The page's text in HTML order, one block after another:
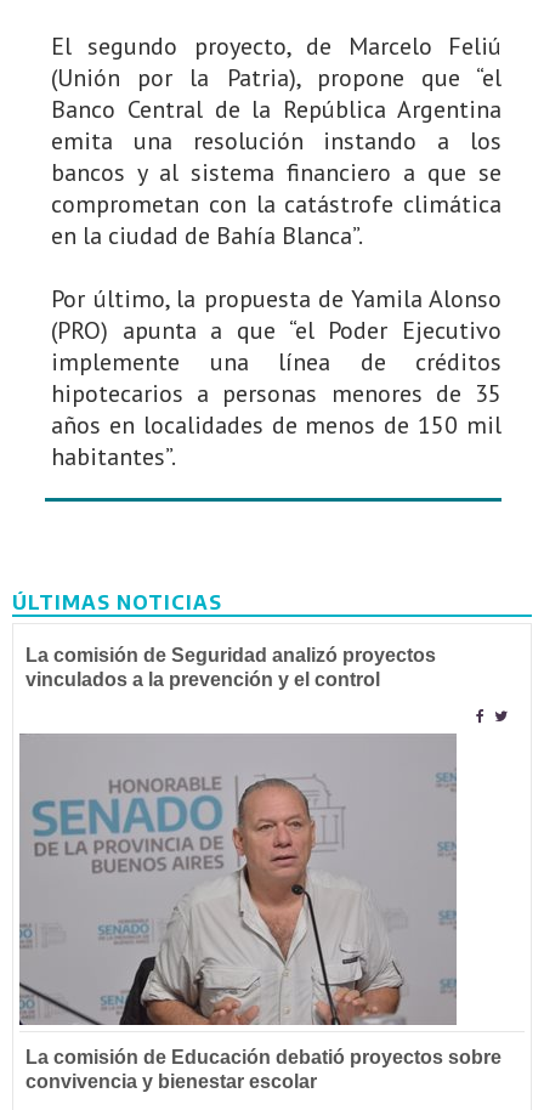
El segundo proyecto, de Marcelo Feliú
(Unión por la Patria), propone que “el
Banco Central de la República Argentina
emita una resolución instando a los
bancos y al sistema financiero a que se
comprometan con la catástrofe climática
en la ciudad de Bahía Blanca”.
Por último, la propuesta de Yamila Alonso
(PRO) apunta a que “el Poder Ejecutivo
implemente una línea de créditos
hipotecarios a personas menores de 35
años en localidades de menos de 150 mil
habitantes”.
ÚLTIMAS NOTICIAS
La comisión de Seguridad analizó proyectos
vinculados a la prevención y el control
La comisión de Educación debatió proyectos sobre
convivencia y bienestar escolar